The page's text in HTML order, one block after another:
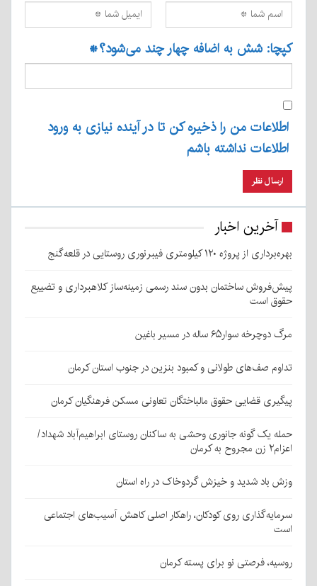
کپچا: شش به اضافه چهار چند می‌شود؟*
اطلاعات من را ذخیره کن تا در آینده نیازی به ورود
اطلاعات نداشته باشم
آخرین اخبار
بهره‌برداری از پروژه ۱۲۰ کیلومتری فیبرنوری روستایی در قلعه‌گنج
پیش‌فروش ساختمان بدون سند رسمی زمینه‌ساز کلاهبرداری و تضییع
حقوق است
مرگ دوچرخه سوار۶۵ ساله در مسیر باغین
تداوم صف‌های طولانی و کمبود بنزین در جنوب استان کرمان
پیگیری قضایی حقوق مالباختگان تعاونی مسکن فرهنگیان کرمان
حمله یک گونه جانوری وحشی به ساکنان روستای ابراهیم‌آباد شهداد/
اعزام۲ زن مجروح به کرمان
وزش باد شدید و خیزش گردوخاک در راه استان
سرمایه‌گذاری روی کودکان، راهکار اصلی کاهش آسیب‌های اجتماعی
است
روسیه، فرصتی نو برای پسته کرمان